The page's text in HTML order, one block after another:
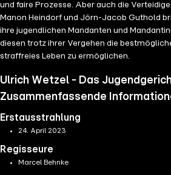
und faire Prozesse. Aber auch die
Manon Heindorf und Jörn-Jacob Guthold
ihre jugendlichen Mandanten und
diesen trotz ihrer Vergehen die
straffreies Leben zu ermöglichen.
Ulrich Wetzel - Das
Zusammenfassende
Erstausstrahlung
24. April 2023
Regisseure
Marcel Behnke